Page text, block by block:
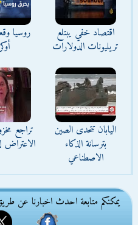
اقتصاد خفي يبتلع
تريليونات الدولارات
روسيا
اليابان تتحدى الصين
بترسانة الذكاء
الاصطناعي
تراجع
الاعتراض
يمكنكم متابعة احدث اخبارنا عن